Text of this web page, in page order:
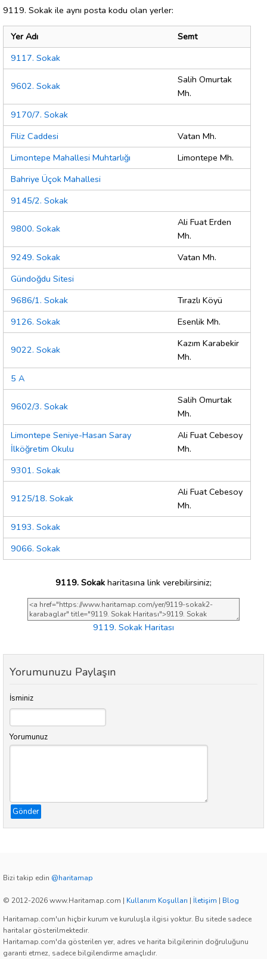
9119. Sokak ile aynı posta kodu olan yerler:
Yer Adı
Semt
9117. Sokak
9602. Sokak
Salih Omurtak
Mh.
9170/7. Sokak
Filiz Caddesi
Vatan Mh.
Limontepe Mahallesi Muhtarlığı
Limontepe Mh.
Bahriye Üçok Mahallesi
9145/2. Sokak
9800. Sokak
Ali Fuat Erden
Mh.
9249. Sokak
Vatan Mh.
Gündoğdu Sitesi
9686/1. Sokak
Tırazlı Köyü
9126. Sokak
Esenlik Mh.
9022. Sokak
Kazım Karabekir
Mh.
5 A
9602/3. Sokak
Salih Omurtak
Mh.
Limontepe Seniye-Hasan Saray
İlköğretim Okulu
Ali Fuat Cebesoy
Mh.
9301. Sokak
9125/18. Sokak
Ali Fuat Cebesoy
Mh.
9193. Sokak
9066. Sokak
9119. Sokak haritasına link verebilirsiniz;
9119. Sokak Haritası
Yorumunuzu Paylaşın
İsminiz
Yorumunuz
Gönder
Bizi takip edin @haritamap
© 2012-2026 www.Haritamap.com | Kullanım Koşulları | İletişim | Blog
Haritamap.com'un hiçbir kurum ve kuruluşla ilgisi yoktur. Bu sitede sadece
haritalar gösterilmektedir.
Haritamap.com'da gösterilen yer, adres ve harita bilgilerinin doğruluğunu
garanti etmez, sadece bilgilendirme amaçlıdır.